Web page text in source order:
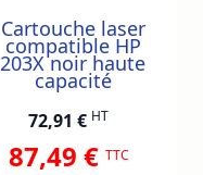
Cartouche laser
compatible HP
203X noir haute
capacité
72,91 € HT
87,49 € TTC